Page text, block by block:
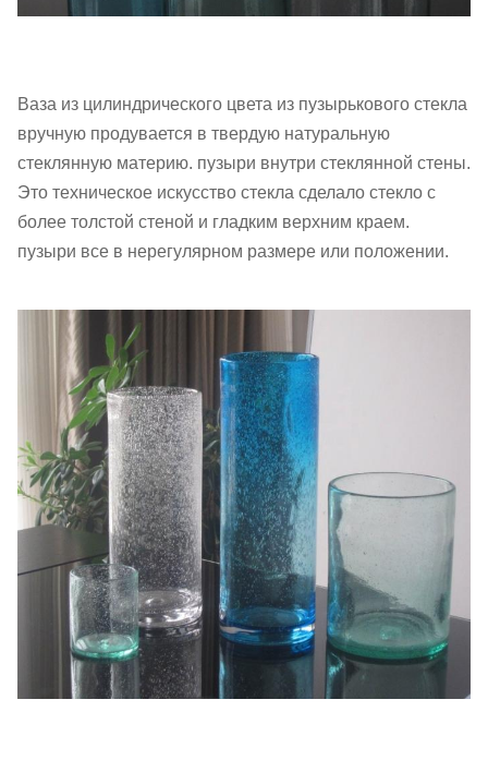
предоставляем высококачественную
деловыми партнерами со всего мира.
Ваза из цилиндрического цвета из пузырькового стекла
вручную продувается в твердую натуральную
стеклянную материю. пузыри внутри стеклянной стены.
Это техническое искусство стекла сделало стекло с
более толстой стеной и гладким верхним краем.
пузыри все в нерегулярном размере или положении.